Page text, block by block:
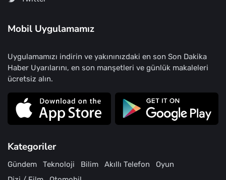
Mobil Uygulamamız
Uygulamamızı indirin ve yakınınızdaki en son Son Dakika
Haber Uyarılarını, en son manşetleri ve günlük makaleleri
ücretsiz alın.
Kategoriler
Gündem Teknoloji Bilim Akıllı Telefon
Oyun